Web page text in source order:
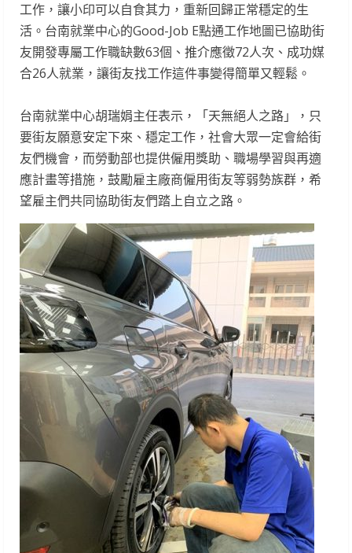
工作，讓小印可以自食其力，重新回歸正常穩定的生
活。台南就業中心的Good-Job E點通工作地圖已協助街
友開發專屬工作職缺數63個、推介應徵72人次、成功媒
合26人就業，讓街友找工作這件事變得簡單又輕鬆。
台南就業中心胡瑞娟主任表示，「天無絕人之路」，只
要街友願意安定下來、穩定工作，社會大眾一定會給街
友們機會，而勞動部也提供僱用獎助、職場學習與再適
應計畫等措施，鼓勵雇主廠商僱用街友等弱勢族群，希
望雇主們共同協助街友們踏上自立之路。